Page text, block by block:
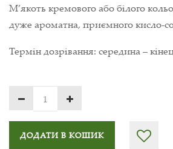
М’якоть кремового або білого
дуже ароматна, приємного кисло-
Термін дозрівання: середина –
ДОДАТИ В КОШИК